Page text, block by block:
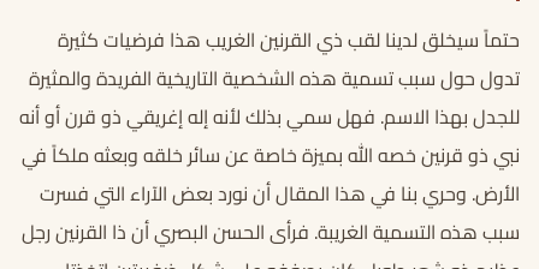
حتماً سيخلق لدينا لقب ذي القرنين الغريب هذا فرضيات كثيرة
تدول حول سبب تسمية هذه الشخصية التاريخية الفريدة والمثيرة
للجدل بهذا الاسم. فهل سمي بذلك لأنه إله إغريقي ذو قرن أو أنه
نبي ذو قرنين خصه الله بميزة خاصة عن سائر خلقه وبعثه ملكاً في
الأرض. وحري بنا في هذا المقال أن نورد بعض الآراء التي فسرت
سبب هذه التسمية الغريبة. فرأى الحسن البصري أن ذا القرنين رجل